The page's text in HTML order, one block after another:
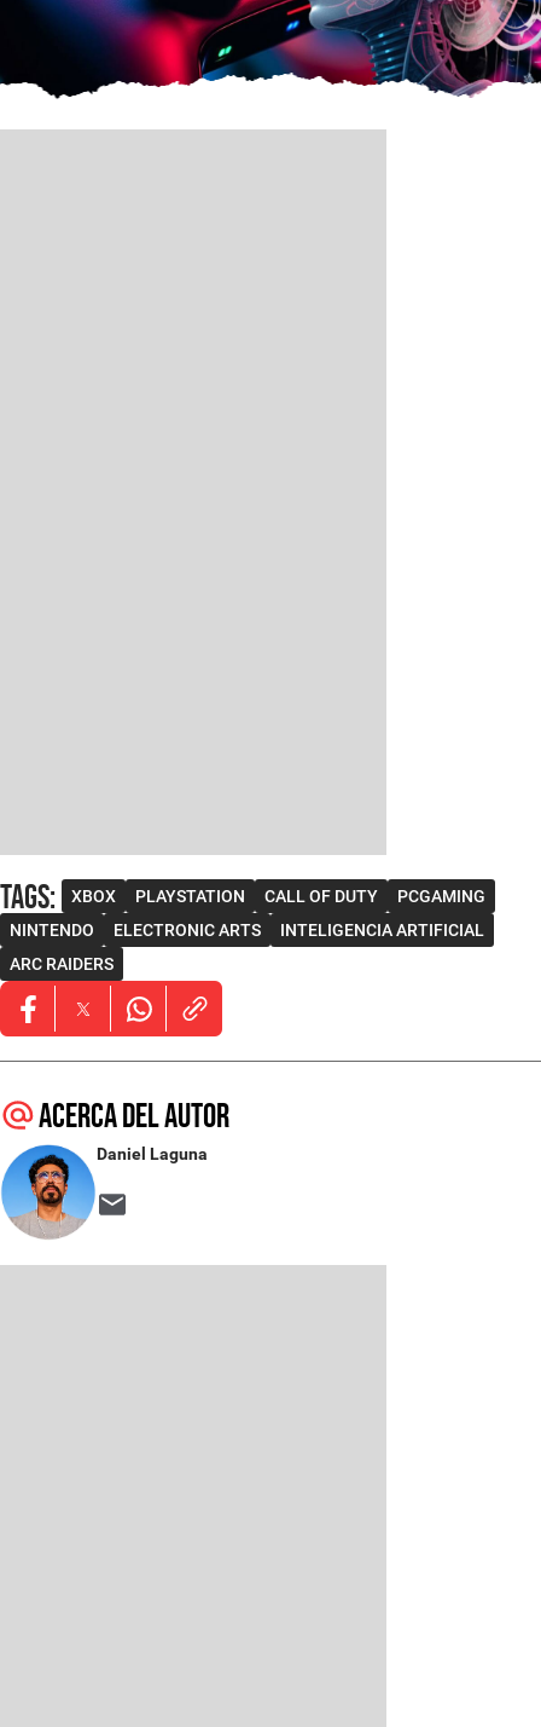
Tags: XBOX PLAYSTATION CALL OF DUTY
PCGAMING
NINTENDO
ELECTRONIC ARTS
INTELIGENCIA ARTIFICIAL
ARC RAIDERS
Opens in new window
Opens in new window
Opens in new window
Acerca del autor
Daniel Laguna